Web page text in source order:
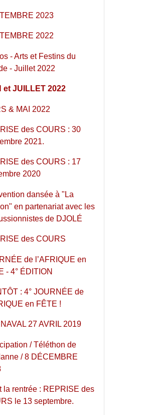
2023
2022
- Arts et Festins du
- Juillet 2022
et JUILLET 2022
& MAI 2022
des COURS : 30
2021.
des COURS : 17
2020
dansée à "La
en partenariat avec les
de DJOLÉ
des COURS
de l’AFRIQUE en
- 4° ÉDITION
: 4° JOURNÉE de
en FÊTE !
27 AVRIL 2019
/ Téléthon de
/ 8 DÉCEMBRE
la rentrée : REPRISE des
le 13 septembre.